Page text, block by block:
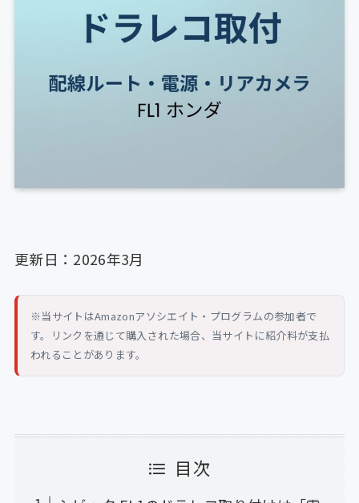
更新日：2026年3月
※当サイトはAmazonアソシエイト・プログラムの参加者で
す。リンクを通じて購入された場合、当サイトに紹介料が支払
われることがあります。
目次